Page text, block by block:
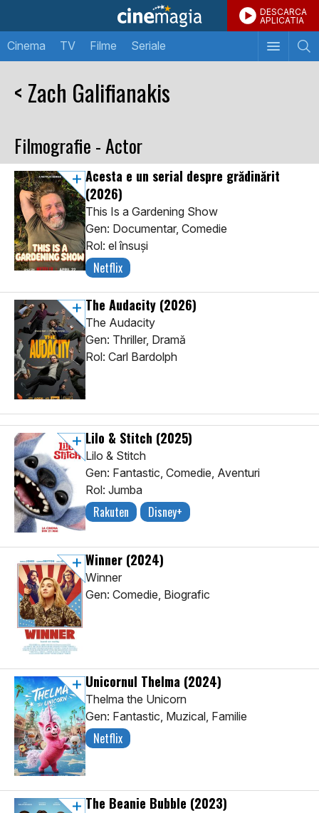
DESCARCA
APLICATIA
Cinema TV Filme Seriale
< Zach Galifianakis
Filmografie - Actor
Acesta e un serial despre grădinărit
(2026)
This Is a Gardening Show
Gen: Documentar, Comedie
Rol: el însuși
Netflix
The Audacity (2026)
The Audacity
Gen: Thriller, Dramă
Rol: Carl Bardolph
Lilo & Stitch (2025)
Lilo & Stitch
Gen: Fantastic, Comedie, Aventuri
Rol: Jumba
Rakuten Disney+
Winner (2024)
Winner
Gen: Comedie, Biografic
Unicornul Thelma (2024)
Thelma the Unicorn
Gen: Fantastic, Muzical, Familie
Netflix
The Beanie Bubble (2023)